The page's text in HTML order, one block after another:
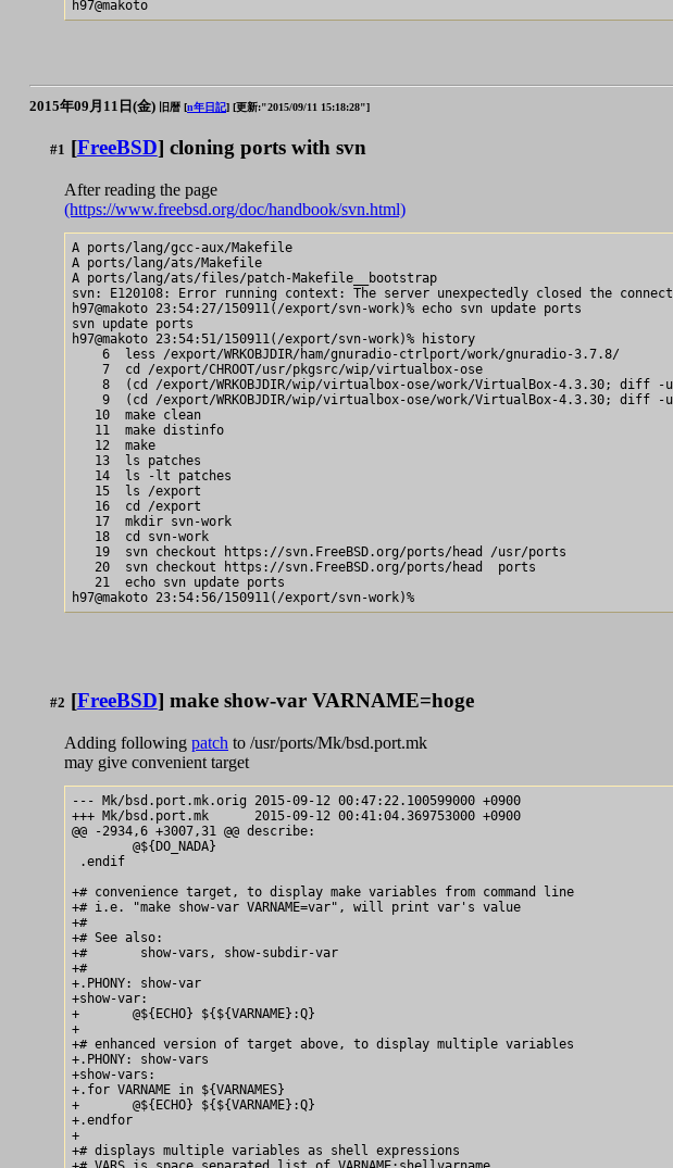
2015年09月11日(金) 旧暦 [n年日記] [更新:"2015/09/11 15:18:28"]
#1 [FreeBSD] cloning ports with svn
After reading the page
(https://www.freebsd.org/doc/handbook/svn.html)
A ports/lang/gcc-aux/Makefile
A ports/lang/ats/Makefile
A ports/lang/ats/files/patch-Makefile__bootstrap
svn: E120108: Error running context: The server unexpectedly closed the
h97@makoto 23:54:27/150911(/export/svn-work)% echo svn update ports
svn update ports
h97@makoto 23:54:51/150911(/export/svn-work)% history
    6  less /export/WRKOBJDIR/ham/gnuradio-ctrlport/work/gnuradio-3.7.8/
    7  cd /export/CHROOT/usr/pkgsrc/wip/virtualbox-ose
8  (cd /export/WRKOBJDIR/wip/virtualbox-ose/work/VirtualBox-4.3.30; diff -
9  (cd /export/WRKOBJDIR/wip/virtualbox-ose/work/VirtualBox-4.3.30; diff
   10  make clean
   11  make distinfo
   12  make
   13  ls patches
   14  ls -lt patches
   15  ls /export
   16  cd /export
   17  mkdir svn-work
   18  cd svn-work
   19  svn checkout https://svn.FreeBSD.org/ports/head /usr/ports
   20  svn checkout https://svn.FreeBSD.org/ports/head  ports
   21  echo svn update ports
#2 [FreeBSD] make show-var VARNAME=hoge
Adding following patch to /usr/ports/Mk/bsd.port.mk
may give convenient target
--- Mk/bsd.port.mk.orig	2015-09-12 00:47:22.100599000 +0900
+++ Mk/bsd.port.mk	2015-09-12 00:41:04.369753000 +0900
@@ -2934,6 +3007,31 @@ describe:
.endif
+# convenience target, to display make variables from command line
+# i.e. "make show-var VARNAME=var", will print var's value
+#
+# See also:
+#       show-vars, show-subdir-var
+#
+.PHONY: show-var
+show-var:
+	@${ECHO} ${${VARNAME}:Q}
+
+# enhanced version of target above, to display multiple variables
+.PHONY: show-vars
+show-vars:
+.for VARNAME in ${VARNAMES}
+	@${ECHO} ${${VARNAME}:Q}
+.endfor
+
+# displays multiple variables as shell expressions